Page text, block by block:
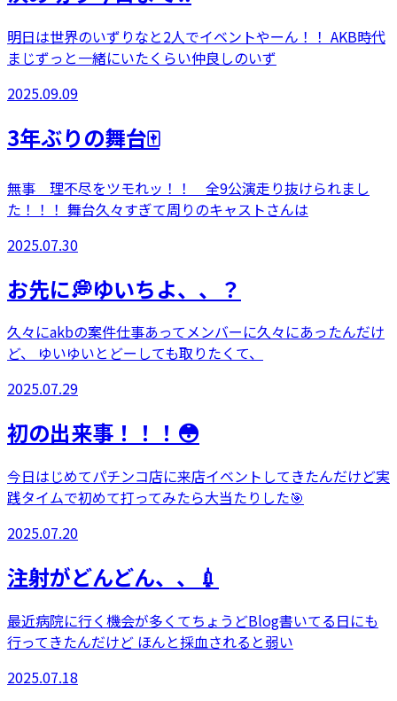
明日は世界のいずりなと2人でイベントやーん！！ AKB時代
まじずっと一緒にいたくらい仲良しのいず
2025.09.09
3年ぶりの舞台🀄️
無事 理不尽をツモれッ！！ 全9公演走り抜けられまし
た！！！ 舞台久々すぎて周りのキャストさんは
2025.07.30
お先に💭ゆいちよ、、？
久々にakbの案件仕事あってメンバーに久々にあったんだけ
ど、 ゆいゆいとどーしても取りたくて、
2025.07.29
初の出来事！！！😳
今日はじめてパチンコ店に来店イベントしてきたんだけど実
践タイムで初めて打ってみたら大当たりした🎯
2025.07.20
注射がどんどん、、💉
最近病院に行く機会が多くてちょうどBlog書いてる日にも
行ってきたんだけど ほんと採血されると弱い
2025.07.18